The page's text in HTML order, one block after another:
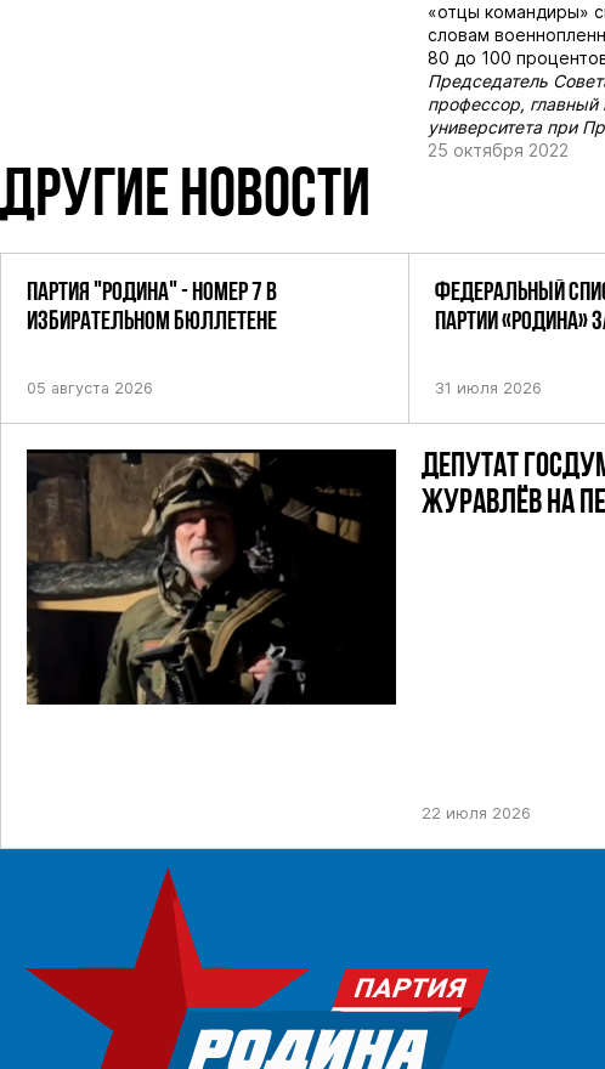
«отцы командиры»
словам
80 до 100
Председатель
профессор, главный
университета при
25 октября 2022
ДРУГИЕ НОВОСТИ
ПАРТИЯ "РОДИНА" - НОМЕР 7 В
ИЗБИРАТЕЛЬНОМ БЮЛЛЕТЕНЕ
05 августа 2026
ФЕДЕРАЛЬНЫЙ
ПАРТИИ «РОДИНА»
31 июля 2026
ДЕПУТАТ
ЖУРАВЛЁВ НА
22 июля 2026